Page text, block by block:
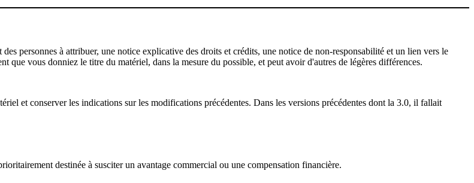
personnes à attribuer, une notice explicative des droits et crédits, une notice de non-responsabilité et un lien vers le
que vous donniez le titre du matériel, dans la mesure du possible, et peut avoir d'autres de légères différences.
et conserver les indications sur les modifications précédentes. Dans les versions précédentes dont la 3.0, il fallait
destinée à susciter un avantage commercial ou une compensation financière.